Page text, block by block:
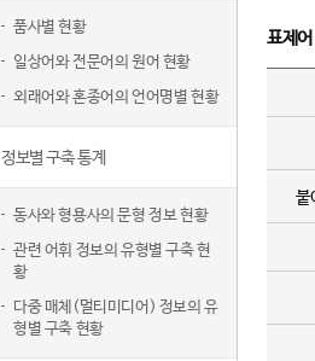
품사별 현황
일상어와 전문어의 원어 현황
외래어와 혼종어의 언어명별 현황
정보별 구축 통계
동사와 형용사의 문형 정보 현황
관련 어휘 정보의 유형별 구축 현
황
다중 매체(멀티미디어) 정보의 유
형별 구축 현황
표제
붙